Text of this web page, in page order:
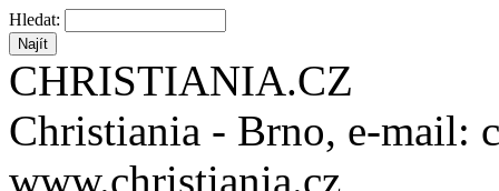
Hledat:
CHRISTIANIA.CZ
Christiania - Brno, e-mail:
www.christiania.cz